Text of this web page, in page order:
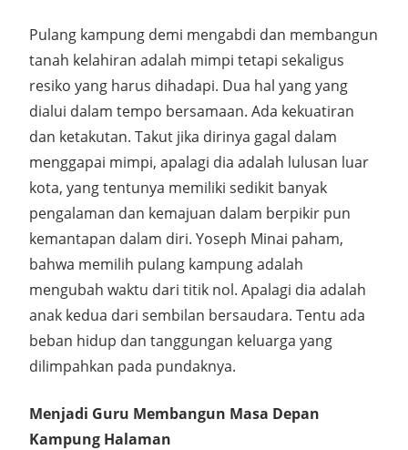
Pulang kampung demi mengabdi dan membangun
tanah kelahiran adalah mimpi tetapi sekaligus
resiko yang harus dihadapi. Dua hal yang yang
dialui dalam tempo bersamaan. Ada kekuatiran
dan ketakutan. Takut jika dirinya gagal dalam
menggapai mimpi, apalagi dia adalah lulusan luar
kota, yang tentunya memiliki sedikit banyak
pengalaman dan kemajuan dalam berpikir pun
kemantapan dalam diri. Yoseph Minai paham,
bahwa memilih pulang kampung adalah
mengubah waktu dari titik nol. Apalagi dia adalah
anak kedua dari sembilan bersaudara. Tentu ada
beban hidup dan tanggungan keluarga yang
dilimpahkan pada pundaknya.
Menjadi Guru Membangun Masa Depan
Kampung Halaman